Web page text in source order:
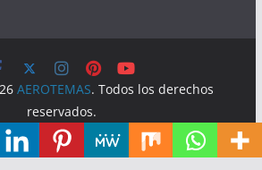
AEROTEMAS. Todos los derechos
reservados.
ThemeGrill. Funciona con WordPress.